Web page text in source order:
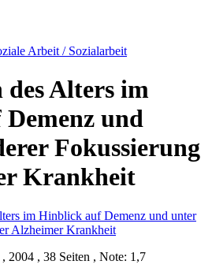
Arbeit / Sozialarbeit
Alters im
und
Fokussierung
Krankheit
2004 , 38 Seiten , Note: 1,7